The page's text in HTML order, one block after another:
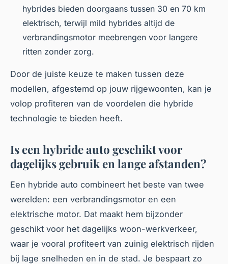
hybrides bieden doorgaans tussen 30 en 70 km
elektrisch, terwijl mild hybrides altijd de
verbrandingsmotor meebrengen voor langere
ritten zonder zorg.
Door de juiste keuze te maken tussen deze
modellen, afgestemd op jouw rijgewoonten, kan je
volop profiteren van de voordelen die hybride
technologie te bieden heeft.
Is een hybride auto geschikt voor
dagelijks gebruik en lange afstanden?
Een hybride auto combineert het beste van twee
werelden: een verbrandingsmotor en een
elektrische motor. Dat maakt hem bijzonder
geschikt voor het dagelijks woon-werkverkeer,
waar je vooral profiteert van zuinig elektrisch rijden
bij lage snelheden en in de stad. Je bespaart zo